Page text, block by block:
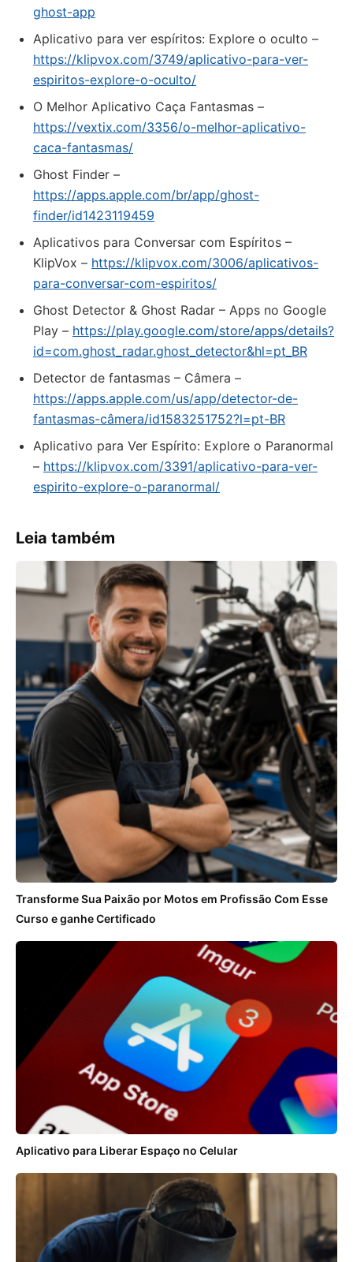
ghost-app
Aplicativo para ver espíritos: Explore o oculto –
https://klipvox.com/3749/aplicativo-para-ver-
espiritos-explore-o-oculto/
O Melhor Aplicativo Caça Fantasmas –
https://vextix.com/3356/o-melhor-aplicativo-
caca-fantasmas/
‎Ghost Finder –
https://apps.apple.com/br/app/ghost-
finder/id1423119459
Aplicativos para Conversar com Espíritos –
KlipVox – https://klipvox.com/3006/aplicativos-
para-conversar-com-espiritos/
Ghost Detector & Ghost Radar – Apps no Google
Play – https://play.google.com/store/apps/details?
id=com.ghost_radar.ghost_detector&hl=pt_BR
‎Detector de fantasmas – Câmera –
https://apps.apple.com/us/app/detector-de-
fantasmas-câmera/id1583251752?l=pt-BR
Aplicativo para Ver Espírito: Explore o Paranormal
– https://klipvox.com/3391/aplicativo-para-ver-
espirito-explore-o-paranormal/
Leia também
Transforme Sua Paixão por Motos em Profissão Com Esse
Curso e ganhe Certificado
Aplicativo para Liberar Espaço no Celular